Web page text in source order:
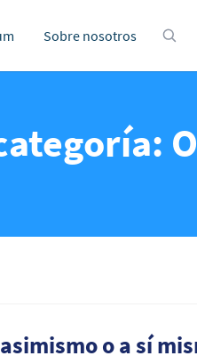
Sobre nosotros
o a sí